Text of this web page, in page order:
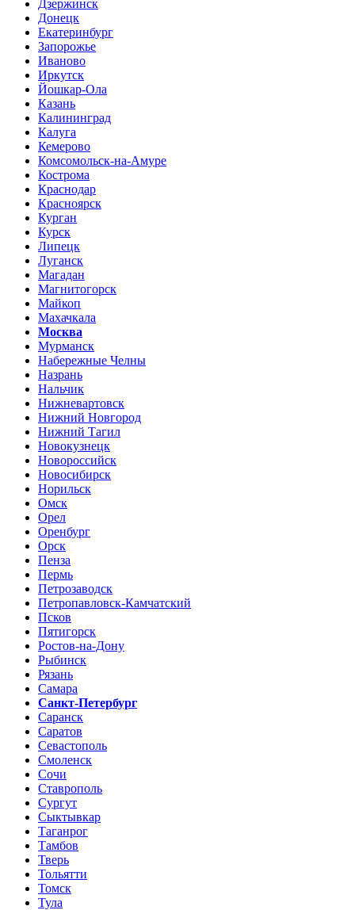
Дзержинск
Донецк
Екатеринбург
Запорожье
Иваново
Иркутск
Йошкар-Ола
Казань
Калининград
Калуга
Кемерово
Комсомольск-на-Амуре
Кострома
Краснодар
Красноярск
Курган
Курск
Липецк
Луганск
Магадан
Магнитогорск
Майкоп
Махачкала
Москва
Мурманск
Набережные Челны
Назрань
Нальчик
Нижневартовск
Нижний Новгород
Нижний Тагил
Новокузнецк
Новороссийск
Новосибирск
Норильск
Омск
Орел
Оренбург
Орск
Пенза
Пермь
Петрозаводск
Петропавловск-Камчатский
Псков
Пятигорск
Ростов-на-Дону
Рыбинск
Рязань
Самара
Санкт-Петербург
Саранск
Саратов
Севастополь
Смоленск
Сочи
Ставрополь
Сургут
Сыктывкар
Таганрог
Тамбов
Тверь
Тольятти
Томск
Тула